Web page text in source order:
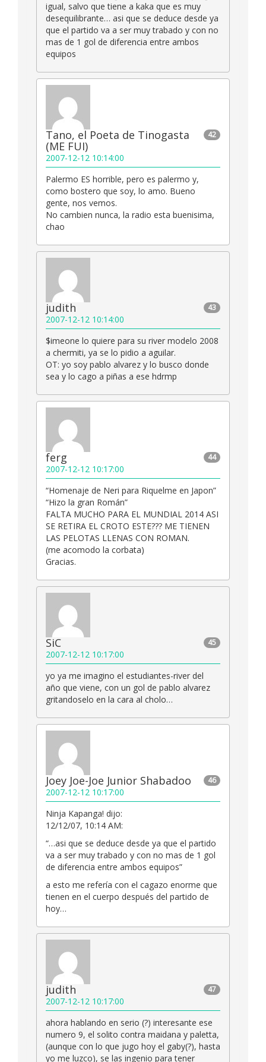
igual, salvo que tiene a kaka que es muy
desequilibrante… asi que se deduce desde ya
que el partido va a ser muy trabado y con no
mas de 1 gol de diferencia entre ambos
equipos
42
Tano, el Poeta de Tinogasta
(ME FUI)
2007-12-12 10:14:00
Palermo ES horrible, pero es palermo y,
como bostero que soy, lo amo. Bueno
gente, nos vemos.
No cambien nunca, la radio esta buenisima,
chao
43
judith
2007-12-12 10:14:00
$imeone lo quiere para su river modelo 2008
a chermiti, ya se lo pidio a aguilar.
OT: yo soy pablo alvarez y lo busco donde
sea y lo cago a piñas a ese hdrmp
44
ferg
2007-12-12 10:17:00
“Homenaje de Neri para Riquelme en Japon”
“Hizo la gran Román”
FALTA MUCHO PARA EL MUNDIAL 2014 ASI
SE RETIRA EL CROTO ESTE??? ME TIENEN
LAS PELOTAS LLENAS CON ROMAN.
(me acomodo la corbata)
Gracias.
45
SiC
2007-12-12 10:17:00
yo ya me imagino el estudiantes-river del
año que viene, con un gol de pablo alvarez
gritandoselo en la cara al cholo…
46
Joey Joe-Joe Junior Shabadoo
2007-12-12 10:17:00
Ninja Kapanga! dijo:
12/12/07, 10:14 AM:
“…asi que se deduce desde ya que el partido
va a ser muy trabado y con no mas de 1 gol
de diferencia entre ambos equipos”
a esto me refería con el cagazo enorme que
tienen en el cuerpo después del partido de
hoy…
47
judith
2007-12-12 10:17:00
ahora hablando en serio (?) interesante ese
numero 9, el solito contra maidana y paletta,
(aunque con lo que jugo hoy el gaby(?), hasta
yo me luzco), se las ingenio para tener